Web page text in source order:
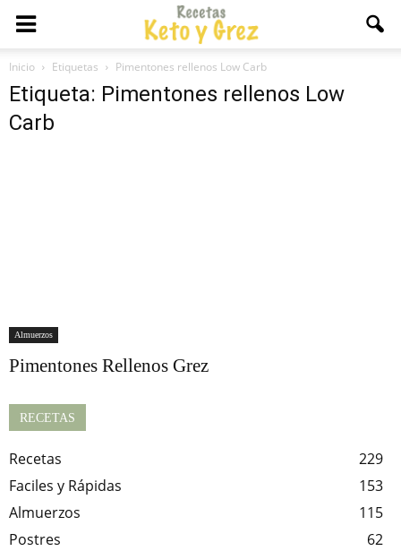
Inicio Etiquetas Pimentones rellenos Low Carb
Etiqueta: Pimentones rellenos Low
Carb
Almuerzos
Pimentones Rellenos Grez
RECETAS
Recetas
229
Faciles y Rápidas
153
Almuerzos
115
Postres
62